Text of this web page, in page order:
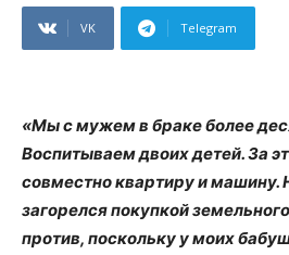
VK Telegram
«Мы с мужем в браке более
Воспитываем двоих детей. За
совместно квартиру и
загорелся покупкой
против, поскольку у моих